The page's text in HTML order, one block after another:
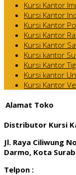
Kursi Kantor
Kursi Kantor
Kursi Kantor
Kursi Kantor
Kursi Kantor
Kursi kantor
Kursi Kantor
Kursi kantor
Kursi Kantor
Alamat Toko
Distributor Kursi
Jl. Raya Ciliwung
Darmo, Kota
Telpon :